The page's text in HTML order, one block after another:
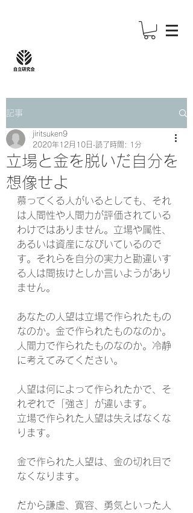
記事
立場と金を脱いだ自分を
想像せよ
jiritsuken9
2020年12月10日 読了時間: 1分
慕ってくる人がいるとしても、それ
は人間性や人間力が評価されている
わけではありません。立場や属性、
あるいは資産になびいているので
す。それらを自分の実力と勘違いす
る人は間抜けとしか言いようがあり
ません。
あなたの人望は立場で作られたもの
なのか。金で作られたものなのか。
人間力で作られたものなのか。冷静
に考えてみてください。
人望は何によって作られたかで、そ
れぞれで「強さ」が違います。
立場で作られた人望は失えばなくな
ります。
金で作られた人望は、金の切れ目で
なくなります。
だから謙虚、寛容、勇気といった人